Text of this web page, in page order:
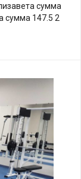
сумма
сумма 147.5 2